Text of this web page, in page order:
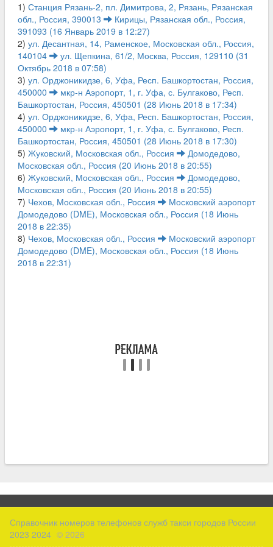
1) Станция Рязань-2, пл. Димитрова, 2, Рязань, Рязанская
обл., Россия, 390013
Кирицы, Рязанская обл., Россия,
391093 (16 Январь 2019 в 12:27)
2) ул. Десантная, 14, Раменское, Московская обл., Россия,
140104
ул. Щепкина, 61/2, Москва, Россия, 129110 (31
Октябрь 2018 в 07:58)
3) ул. Орджоникидзе, 6, Уфа, Респ. Башкортостан, Россия,
450000
мкр-н Аэропорт, 1, г. Уфа, с. Булгаково, Респ.
Башкортостан, Россия, 450501 (28 Июнь 2018 в 17:34)
4) ул. Орджоникидзе, 6, Уфа, Респ. Башкортостан, Россия,
450000
мкр-н Аэропорт, 1, г. Уфа, с. Булгаково, Респ.
Башкортостан, Россия, 450501 (28 Июнь 2018 в 17:30)
5) Жуковский, Московская обл., Россия
Домодедово,
Московская обл., Россия (20 Июнь 2018 в 20:55)
6) Жуковский, Московская обл., Россия
Домодедово,
Московская обл., Россия (20 Июнь 2018 в 20:55)
7) Чехов, Московская обл., Россия
Московский аэропорт
Домодедово (DME), Московская обл., Россия (18 Июнь
2018 в 22:35)
8) Чехов, Московская обл., Россия
Московский аэропорт
Домодедово (DME), Московская обл., Россия (18 Июнь
2018 в 22:31)
Справочник номеров телефонов служб такси городов России
2023 2024 © 2026